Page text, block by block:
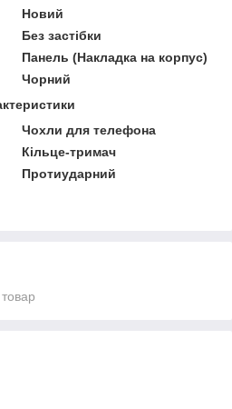
Новий
Без застібки
Панель (Накладка на корпус)
Чорний
Чохли для телефона
Кільце-тримач
Протиударний